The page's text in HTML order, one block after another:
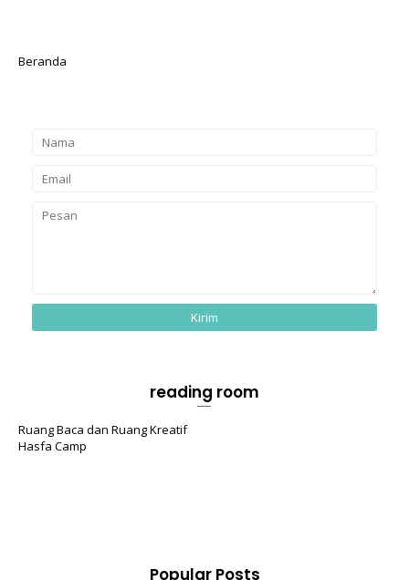
Beranda
reading room
Ruang Baca dan Ruang Kreatif
Hasfa Camp
Popular Posts